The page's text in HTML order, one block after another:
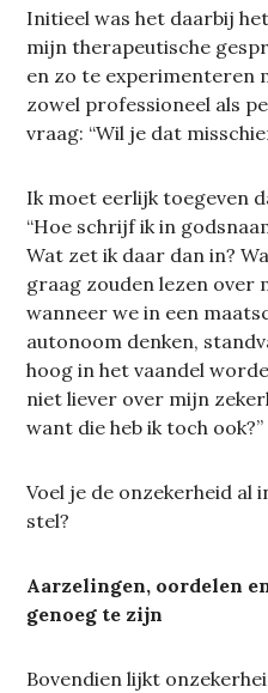
Initieel was het daarbij
mijn therapeutische
en zo te experimenteren
zowel professioneel als
vraag: “Wil je dat
Ik moet eerlijk toegeven
“Hoe schrijf ik in
Wat zet ik daar dan in?
graag zouden lezen over
wanneer we in een
autonoom denken,
hoog in het vaandel
niet liever over mijn
want die heb ik toch ook?”
Voel je de onzekerheid al
stel?
Aarzelingen, oordelen
genoeg te zijn
Bovendien lijkt